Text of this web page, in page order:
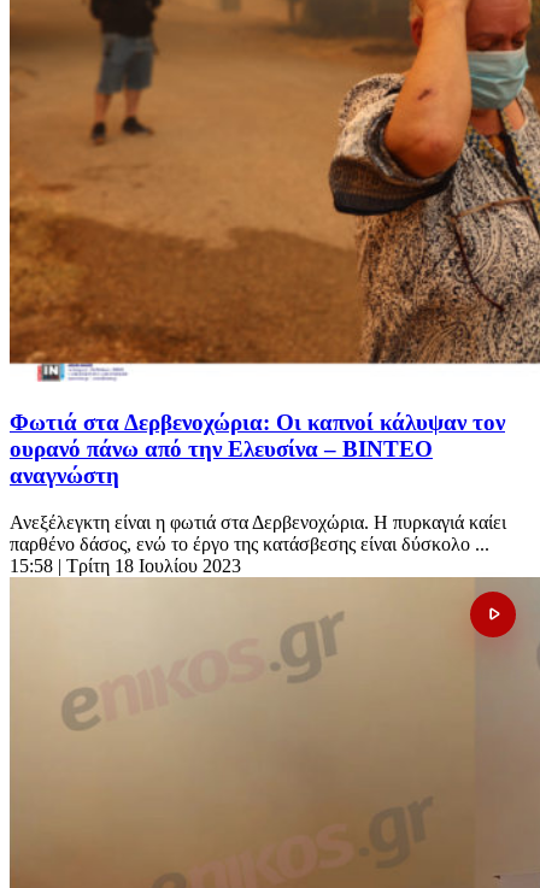
Φωτιά στα Δερβενοχώρια: Οι καπνοί κάλυψαν τον
ουρανό πάνω από την Ελευσίνα – ΒΙΝΤΕΟ
αναγνώστη
Ανεξέλεγκτη είναι η φωτιά στα Δερβενοχώρια. Η πυρκαγιά καίει
παρθένο δάσος, ενώ το έργο της κατάσβεσης είναι δύσκολο ...
15:58 | Τρίτη 18 Ιουλίου 2023